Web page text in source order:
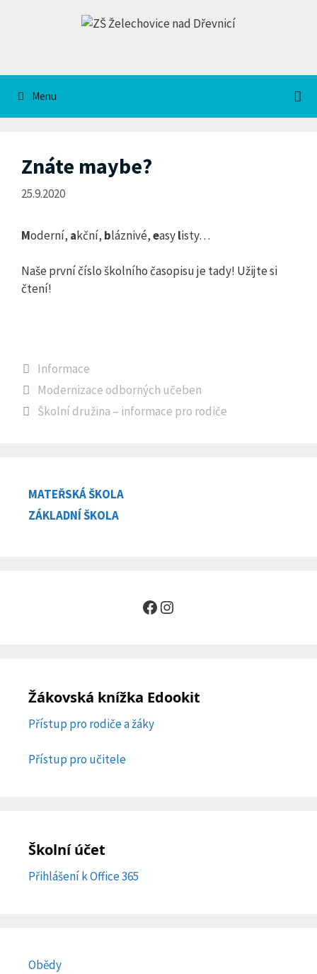
Menu
Znáte maybe?
25.9.2020
Moderní, akční, bláznivé,easylisty…
Naše první číslo školního časopisu je tady! Užijte si
čtení!
Rubriky
Informace
Modernizace odborných učeben
Školní družina – informace pro rodiče
MATEŘSKÁ ŠKOLA
ZÁKLADNÍ ŠKOLA
Facebook
Instagram
Žákovská knížka Edookit
Přístup pro rodiče a žáky
Přístup pro učitele
Školní účet
Přihlášení k Office 365
Obědy